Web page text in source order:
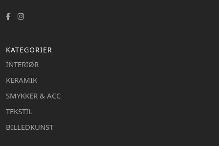
KATEGORIER
INTERIØR
KERAMIK
SMYKKER & ACC
TEKSTIL
BILLEDKUNST